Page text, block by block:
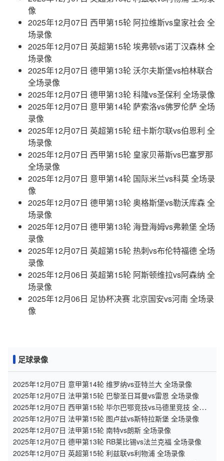
像
2025年12月07日 西甲第15轮 阿拉维斯vs皇家社会 全
场录像
2025年12月07日 英超第15轮 埃弗顿vs诺丁汉森林 全
场录像
2025年12月07日 德甲第13轮 沃尔夫斯堡vs柏林联合
全场录像
2025年12月07日 德甲第13轮 科隆vs圣保利 全场录像
2025年12月07日 意甲第14轮 萨索洛vs佛罗伦萨 全场
录像
2025年12月07日 英超第15轮 纽卡斯尔联vs伯恩利 全
场录像
2025年12月07日 西甲第15轮 皇家贝蒂斯vs巴塞罗那
全场录像
2025年12月07日 意甲第14轮 国际米兰vs科莫 全场录
像
2025年12月07日 德甲第13轮 奥格斯堡vs勒沃库森 全
场录像
2025年12月07日 德甲第13轮 海登海姆vs弗赖堡 全场
录像
2025年12月07日 英超第15轮 热刺vs布伦特福德 全场
录像
2025年12月06日 英超第15轮 阿斯顿维拉vs阿森纳 全
场录像
2025年12月06日 足协杯决赛 北京国安vs河南 全场录
像
足球录像
2025年12月07日 意甲第14轮 维罗纳vs亚特兰大 全场录像
2025年12月07日 法甲第15轮 巴黎圣日耳曼vs雷恩 全场录像
2025年12月07日 西甲第15轮 毕尔巴鄂竞技vs马德里竞技 全场
录像
2025年12月07日 法甲第15轮 图卢兹vs斯特拉斯堡 全场录像
2025年12月07日 法甲第15轮 南特vs朗斯 全场录像
2025年12月07日 德甲第13轮 RB莱比锡vs法兰克福 全场录像
2025年12月07日 英超第15轮 利兹联vs利物浦 全场录像